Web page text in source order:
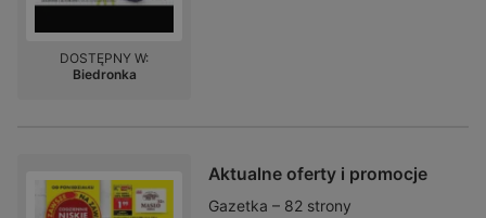
DOSTĘPNY W:
Biedronka
Aktualne oferty i promocje
Gazetka – 82 strony